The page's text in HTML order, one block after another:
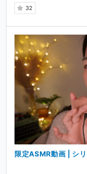
32
限定ASMR動画 | シ